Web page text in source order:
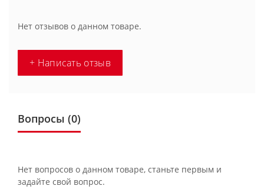
Нет отзывов о данном товаре.
+ Написать отзыв
Вопросы (0)
Нет вопросов о данном товаре, станьте первым и
задайте свой вопрос.